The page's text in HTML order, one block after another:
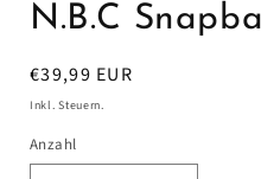
N.B.C
Normaler
Preis
€39,99 EUR
Inkl. Steuern.
Anzahl